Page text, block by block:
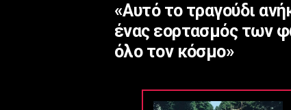
«Αυτό το τραγούδι
ένας εορτασμός των
όλο τον κόσμο»